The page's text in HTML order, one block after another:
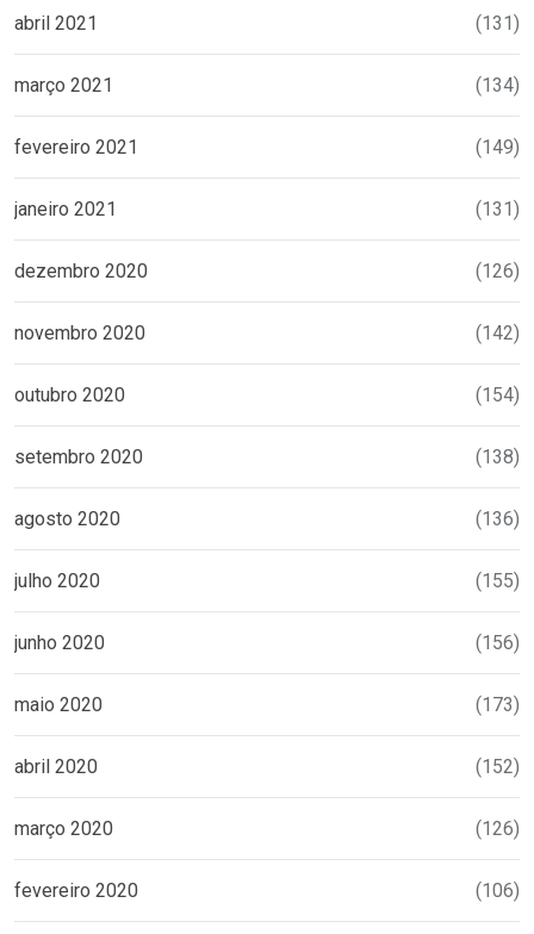
abril 2021 (131)
março 2021 (134)
fevereiro 2021 (149)
janeiro 2021 (131)
dezembro 2020 (126)
novembro 2020 (142)
outubro 2020 (154)
setembro 2020 (138)
agosto 2020 (136)
julho 2020 (155)
junho 2020 (156)
maio 2020 (173)
abril 2020 (152)
março 2020 (126)
fevereiro 2020 (106)